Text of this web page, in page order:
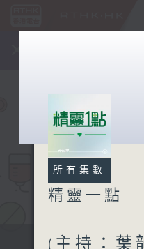
提供實
所有集數
精靈一點
(主持：葉